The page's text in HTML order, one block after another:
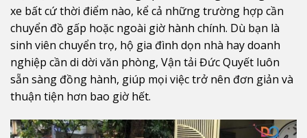
xe bất cứ thời điểm nào, kể cả những trường hợp cần
chuyển đồ gấp hoặc ngoài giờ hành chính. Dù bạn là
sinh viên chuyển trọ, hộ gia đình dọn nhà hay doanh
nghiệp cần di dời văn phòng, Vận tải Đức Quyết luôn
sẵn sàng đồng hành, giúp mọi việc trở nên đơn giản và
thuận tiện hơn bao giờ hết.